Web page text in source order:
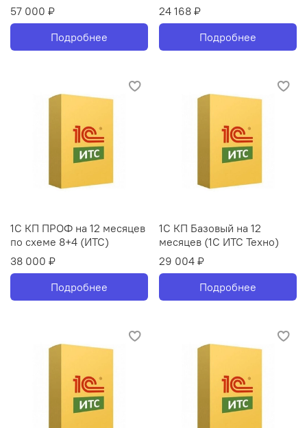
57 000 ₽
Подробнее
24 168 ₽
Подробнее
1С КП ПРОФ на 12 месяцев
по схеме 8+4 (ИТС)
38 000 ₽
Подробнее
1С КП Базовый на 12
месяцев (1С ИТС Техно)
29 004 ₽
Подробнее